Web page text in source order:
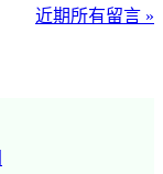
近期所有留言 »